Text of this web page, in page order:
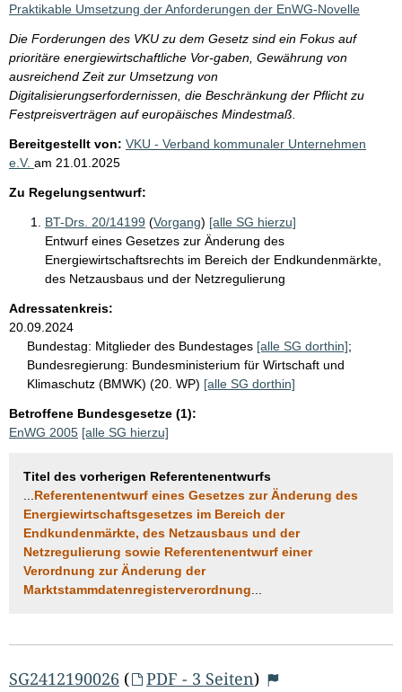
Praktikable Umsetzung der Anforderungen der EnWG-Novelle
Die Forderungen des VKU zu dem Gesetz sind ein Fokus auf
prioritäre energiewirtschaftliche Vor-gaben, Gewährung von
ausreichend Zeit zur Umsetzung von
Digitalisierungserfordernissen, die Beschränkung der Pflicht zu
Festpreisverträgen auf europäisches Mindestmaß.
Bereitgestellt von: VKU - Verband kommunaler Unternehmen
e.V. am 21.01.2025
Zu Regelungsentwurf:
BT-Drs. 20/14199 (Vorgang) [alle SG hierzu]
Entwurf eines Gesetzes zur Änderung des
Energiewirtschaftsrechts im Bereich der Endkundenmärkte,
des Netzausbaus und der Netzregulierung
Adressatenkreis:
20.09.2024
Bundestag: Mitglieder des Bundestages [alle SG dorthin];
Bundesregierung: Bundesministerium für Wirtschaft und
Klimaschutz (BMWK) (20. WP) [alle SG dorthin]
Betroffene Bundesgesetze (1):
EnWG 2005 [alle SG hierzu]
Titel des vorherigen Referentenentwurfs
Referentenentwurf eines Gesetzes zur Änderung des
Energiewirtschaftsgesetzes im Bereich der
Endkundenmärkte, des Netzausbaus und der
Netzregulierung sowie Referentenentwurf einer
Verordnung zur Änderung der
Marktstammdatenregisterverordnung
SG2412190026 ( PDF - 3 Seiten)